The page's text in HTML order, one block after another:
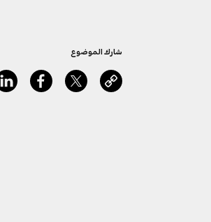
شارك الموضوع